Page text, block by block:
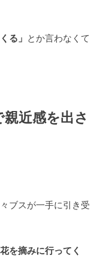
る」 とか言わなくて
近感を出さ
ブスが一手に引き受
を摘みに行ってく